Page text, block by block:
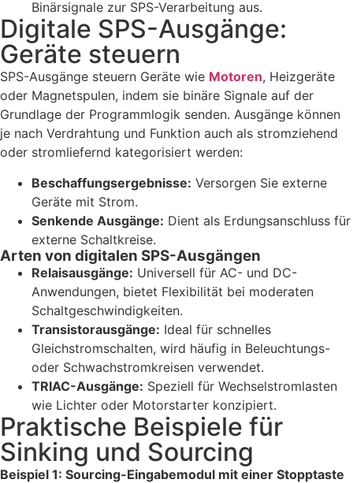
Binärsignale zur SPS-Verarbeitung aus.
Digitale SPS-Ausgänge:
Geräte steuern
SPS-Ausgänge steuern Geräte wie Motoren, Heizgeräte
oder Magnetspulen, indem sie binäre Signale auf der
Grundlage der Programmlogik senden. Ausgänge können
je nach Verdrahtung und Funktion auch als stromziehend
oder stromliefernd kategorisiert werden:
Beschaffungsergebnisse: Versorgen Sie externe
Geräte mit Strom.
Senkende Ausgänge: Dient als Erdungsanschluss für
externe Schaltkreise.
Arten von digitalen SPS-Ausgängen
Relaisausgänge: Universell für AC- und DC-
Anwendungen, bietet Flexibilität bei moderaten
Schaltgeschwindigkeiten.
Transistorausgänge: Ideal für schnelles
Gleichstromschalten, wird häufig in Beleuchtungs-
oder Schwachstromkreisen verwendet.
TRIAC-Ausgänge: Speziell für Wechselstromlasten
wie Lichter oder Motorstarter konzipiert.
Praktische Beispiele für
Sinking und Sourcing
Beispiel 1: Sourcing-Eingabemodul mit einer Stopptaste